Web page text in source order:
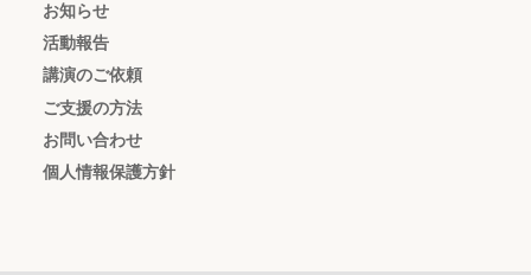
お知らせ
活動報告
講演のご依頼
ご支援の方法
お問い合わせ
個人情報保護方針